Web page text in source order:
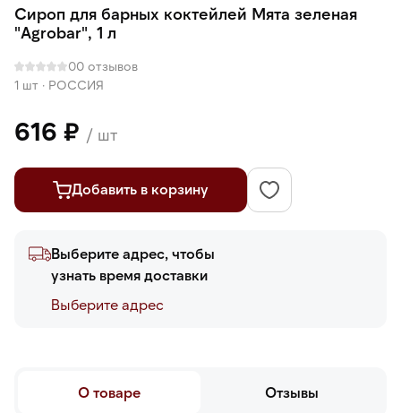
Сироп для барных коктейлей Мята зеленая
"Agrobar", 1 л
00 отзывов
1 шт · РОССИЯ
616 ₽ / шт
Добавить в корзину
Выберите адрес, чтобы
узнать время доставки
Выберите адреc
О товаре Отзывы